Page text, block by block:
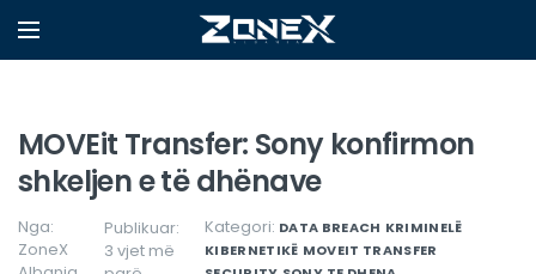
MOVEit Transfer: Sony konfirmon
shkeljen e të dhënave
Nga:
ZoneX
Publikuar:
3 vjet më
Kategori: DATA BREACH KRIMINELË
KIBERNETIKË MOVEIT TRANSFER